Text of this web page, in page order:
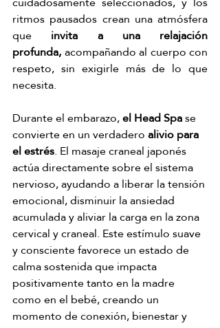
ritmos pausados crean una atmósfera
que invita a una relajación
profunda, acompañando al cuerpo con
respeto, sin exigirle más de lo que
necesita.
Durante el embarazo, el Head Spa se
convierte en un verdadero alivio para
el estrés. El masaje craneal japonés
actúa directamente sobre el sistema
nervioso, ayudando a liberar la tensión
emocional, disminuir la ansiedad
acumulada y aliviar la carga en la zona
cervical y craneal. Este estímulo suave
y consciente favorece un estado de
calma sostenida que impacta
positivamente tanto en la madre
como en el bebé, creando un
momento de conexión, bienestar y